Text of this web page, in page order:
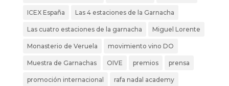
ICEX España Las 4 estaciones de la Garnacha
Las cuatro estaciones de la garnacha Miguel Lorente
Monasterio de Veruela movimiento vino DO
Muestra de Garnachas OIVE premios prensa
promoción internacional rafa nadal academy